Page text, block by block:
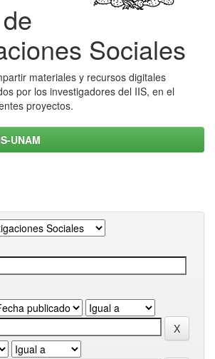
Sociales
materiales y recursos digitales
por los investigadores del IIS, en el
proyectos.
UNAM